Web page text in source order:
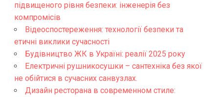
підвищеного рівня безпеки: інженерія без
компромісів
Відеоспостереження: технології безпеки та
етичні виклики сучасності
Будівництво ЖК в Україні: реалії 2025 року
Електричні рушникосушки – сантехніка без якої
не обійтися в сучасних санвузлах.
Дизайн ресторана в современном стиле: